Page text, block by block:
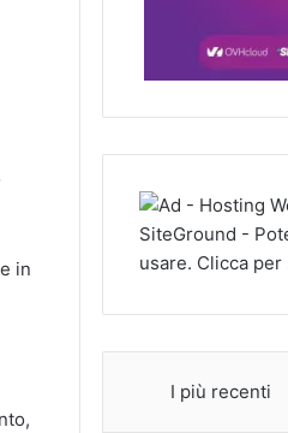
in
I più recenti